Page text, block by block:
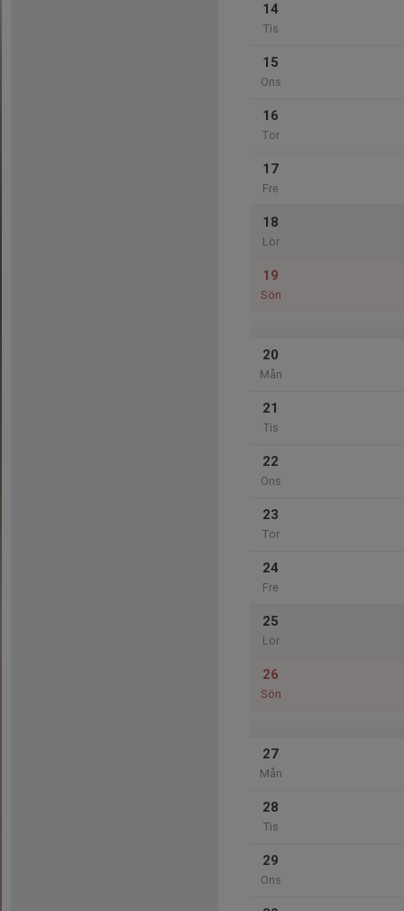
14
Tis
15
Ons
16
Tor
17
Fre
18
Lör
19
Sön
20
Mån
21
Tis
22
Ons
23
Tor
24
Fre
25
Lör
26
Sön
27
Mån
28
Tis
29
Ons